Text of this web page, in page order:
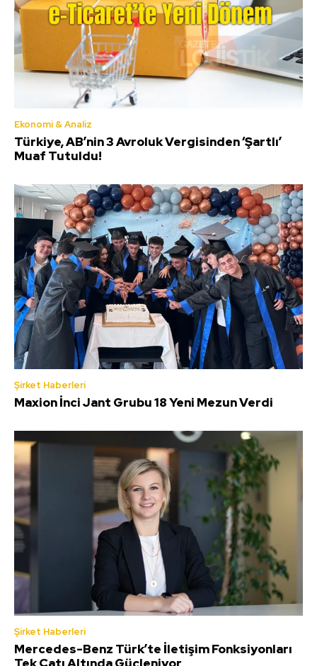
Ekonomi & Analiz
Türkiye, AB’nin 3 Avroluk Vergisinden ‘Şartlı’
Muaf Tutuldu!
Şirket Haberleri
Maxion İnci Jant Grubu 18 Yeni Mezun Verdi
Şirket Haberleri
Mercedes-Benz Türk’te İletişim Fonksiyonları